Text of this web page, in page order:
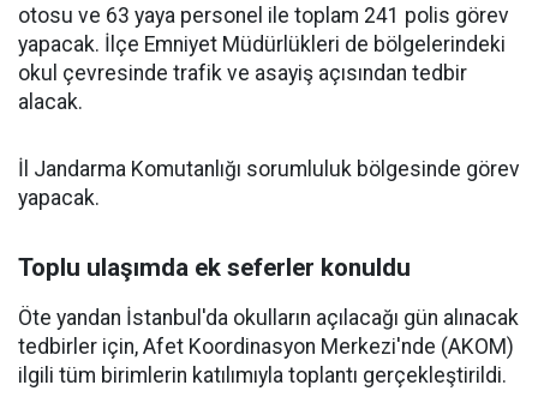
otosu ve 63 yaya personel ile toplam 241 polis görev
yapacak. İlçe Emniyet Müdürlükleri de bölgelerindeki
okul çevresinde trafik ve asayiş açısından tedbir
alacak.
İl Jandarma Komutanlığı sorumluluk bölgesinde görev
yapacak.
Toplu ulaşımda ek seferler konuldu
Öte yandan İstanbul'da okulların açılacağı gün alınacak
tedbirler için, Afet Koordinasyon Merkezi'nde (AKOM)
ilgili tüm birimlerin katılımıyla toplantı gerçekleştirildi.